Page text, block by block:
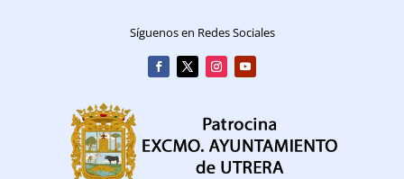
Síguenos en Redes Sociales